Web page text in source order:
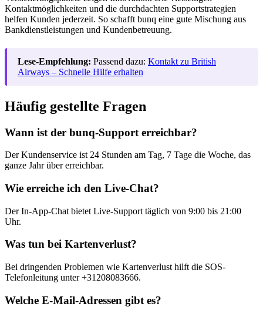
Kontaktmöglichkeiten und die durchdachten Supportstrategien
helfen Kunden jederzeit. So schafft bunq eine gute Mischung aus
Bankdienstleistungen und Kundenbetreuung.
Lese-Empfehlung: Passend dazu: Kontakt zu British
Airways – Schnelle Hilfe erhalten
Häufig gestellte Fragen
Wann ist der bunq-Support erreichbar?
Der Kundenservice ist 24 Stunden am Tag, 7 Tage die Woche, das
ganze Jahr über erreichbar.
Wie erreiche ich den Live-Chat?
Der In-App-Chat bietet Live-Support täglich von 9:00 bis 21:00
Uhr.
Was tun bei Kartenverlust?
Bei dringenden Problemen wie Kartenverlust hilft die SOS-
Telefonleitung unter +31208083666.
Welche E-Mail-Adressen gibt es?